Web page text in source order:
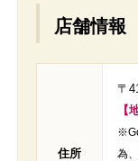
店舗情報
住所
〒
【
為